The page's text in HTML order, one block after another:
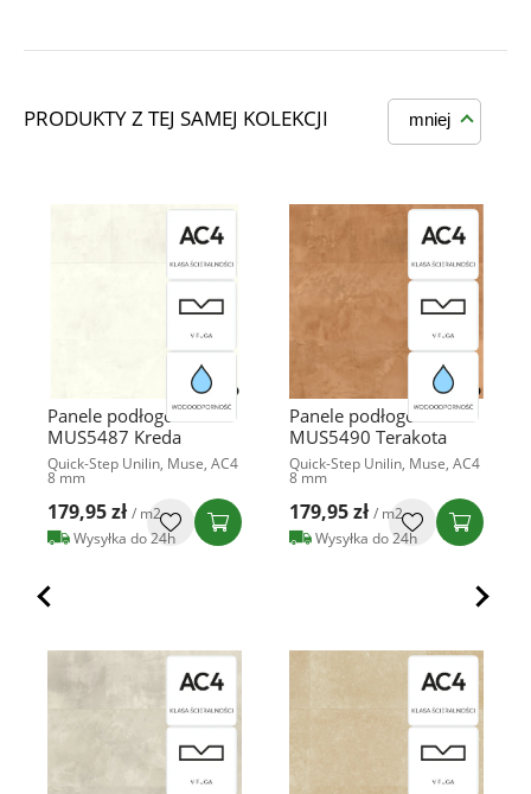
PRODUKTY Z TEJ SAMEJ KOLEKCJI mniej
Panele podłogowe
MUS5487 Kreda
Quick-Step Unilin, Muse, AC4
8 mm
179,95 zł / m2
Wysyłka do 24h
Panele podłogowe
MUS5490 Terakota
Quick-Step Unilin, Muse, AC4
8 mm
179,95 zł / m2
Wysyłka do 24h